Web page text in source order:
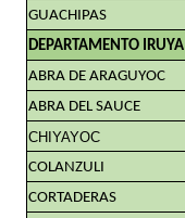
GUACHIPAS
DEPARTAMENTO IRUYA
ABRA DE ARAGUYOC
ABRA DEL SAUCE
CHIYAYOC
COLANZULI
CORTADERAS